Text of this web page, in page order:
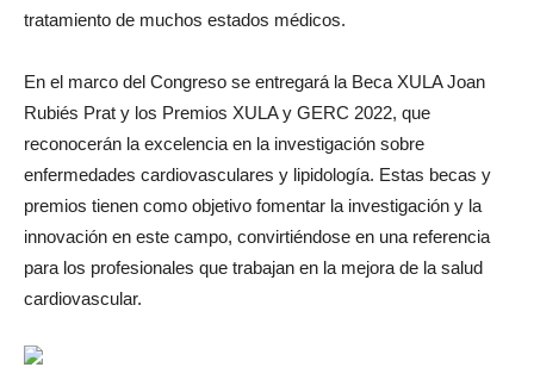
tratamiento de muchos estados médicos.
En el marco del Congreso se entregará la Beca XULA Joan
Rubiés Prat y los Premios XULA y GERC 2022, que
reconocerán la excelencia en la investigación sobre
enfermedades cardiovasculares y lipidología. Estas becas y
premios tienen como objetivo fomentar la investigación y la
innovación en este campo, convirtiéndose en una referencia
para los profesionales que trabajan en la mejora de la salud
cardiovascular.